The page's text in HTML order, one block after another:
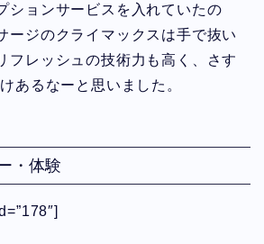
ションサービスを入れていたの
ージのクライマックスは手で抜い
フレッシュの技術力も高く、さす
あるなーと思いました。
・体験